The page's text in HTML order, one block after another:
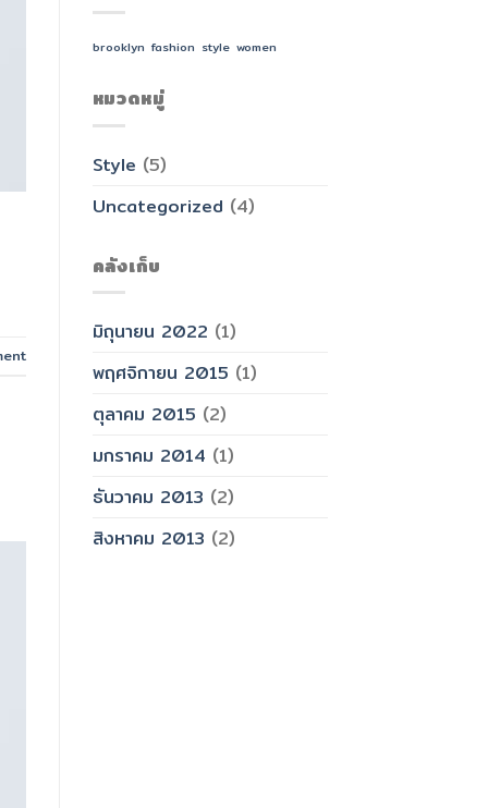
brooklyn fashion style women
หมวดหมู่
Style (5)
Uncategorized (4)
คลังเก็บ
มิถุนายน 2022 (1)
พฤศจิกายน 2015 (1)
ตุลาคม 2015 (2)
มกราคม 2014 (1)
ธันวาคม 2013 (2)
สิงหาคม 2013 (2)